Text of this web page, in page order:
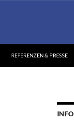
REFERENZEN & PRESSE
INFO